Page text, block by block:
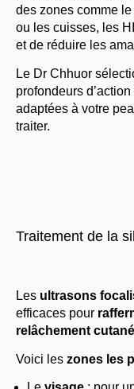
des zones comme
ou les cuisses, les
et de réduire les
Le Dr Chhuor
profondeurs
adaptées à votre
traiter.
Traitement de la
Les ultrasons
efficaces pour
relâchement cutané
Voici les zones les